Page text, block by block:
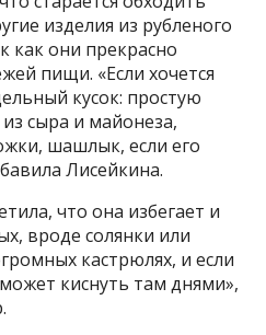
изделия из рубленого
как они прекрасно
пищи. «Если хочется
кусок: простую
сыра и майонеза,
шашлык, если его
Лисейкина.
что она избегает и
вроде солянки или
кастрюлях, и если
киснуть там днями»,